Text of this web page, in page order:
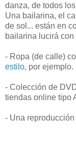
danza, de todos
Una bailarina, el
de sol... están en
bailarina lucirá con
- Ropa (de calle)
estilo, por ejemplo.
- Colección de
tiendas online tipo
- Una